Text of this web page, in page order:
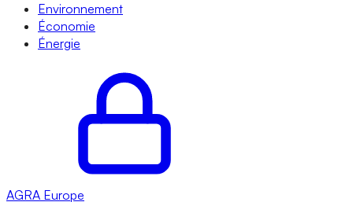
Environnement
Économie
Énergie
AGRA Europe